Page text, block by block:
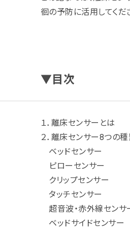
徊の予防に活用してくだ
▼目次
１．離床センサーとは
２．離床センサー8つの
ベッドセンサー
ピローセンサー
クリップセンサー
タッチセンサー
超音波・赤外線センサ
ベッドサイドセンサー